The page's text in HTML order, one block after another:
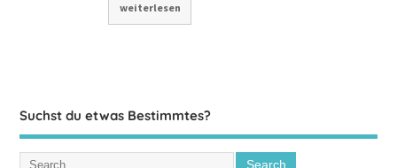
weiterlesen
Suchst du etwas Bestimmtes?